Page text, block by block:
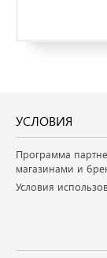
УСЛОВИЯ
Программа
магазинами и
Условия